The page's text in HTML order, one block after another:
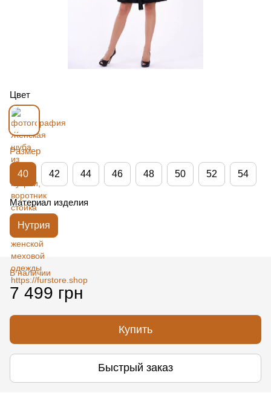
Цвет
Размер
40 42 44 46 48 50 52 54
Материал изделия
Нутрия
В наличии
7 499 грн
Купить
Быстрый заказ